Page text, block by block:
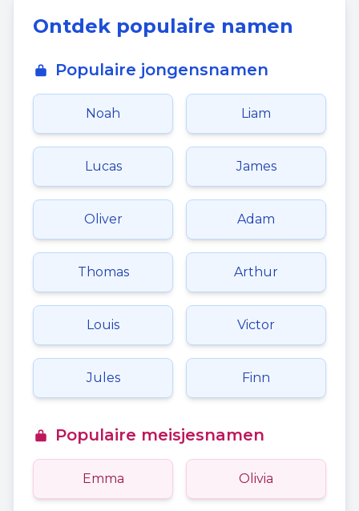
Ontdek populaire namen
Populaire jongensnamen
Noah Liam
Lucas James
Oliver Adam
Thomas Arthur
Louis Victor
Jules Finn
Populaire meisjesnamen
Emma Olivia